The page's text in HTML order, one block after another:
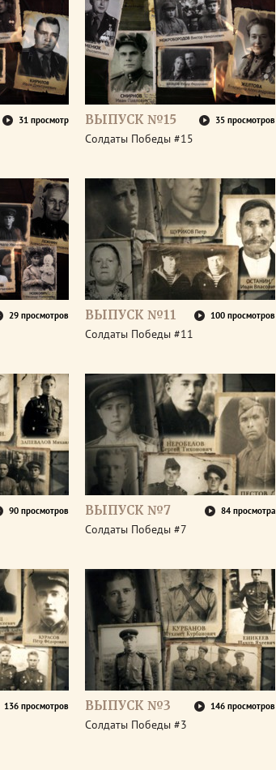
31 просмотр ВЫПУСК №15 35 просмотров
Солдаты Победы #15
29 просмотров ВЫПУСК №11 100 просмотров
Солдаты Победы #11
90 просмотров ВЫПУСК №7 84 просмотра
Солдаты Победы #7
136 просмотров ВЫПУСК №3 146 просмотров
Солдаты Победы #3